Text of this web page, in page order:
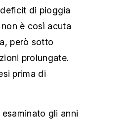
di pioggia
è così acuta
però sotto
prolungate.
prima di
gli anni